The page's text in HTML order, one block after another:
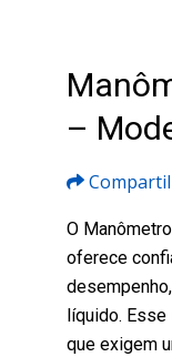
–
O
oferece
líquido.
que exigem